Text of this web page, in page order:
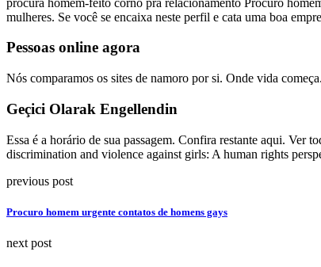
mulheres. Se você se encaixa neste perfil e cata uma boa
Pessoas online agora
Nós comparamos os sites de namoro por si. Onde vida
Geçici Olarak Engellendin
Essa é a horário de sua passagem. Confira restante aqui. Ver
discrimination and violence against girls: A human rights
previous post
Procuro homem urgente contatos de homens gays
next post